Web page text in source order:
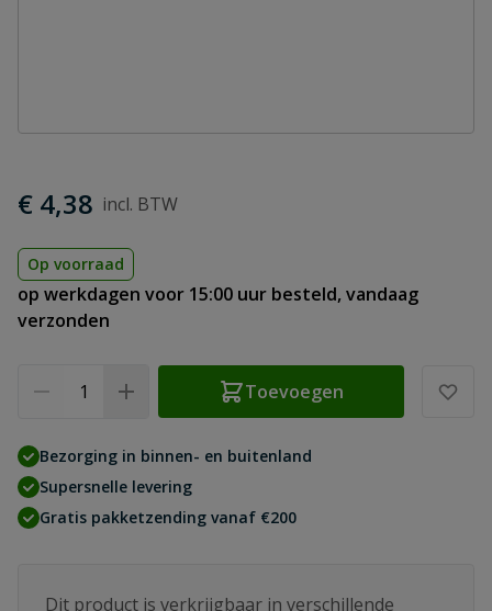
€ 4,38
Op voorraad
op werkdagen voor 15:00 uur besteld, vandaag
verzonden
Toevoegen
Bezorging in binnen- en buitenland
Supersnelle levering
Gratis pakketzending vanaf €200
Dit product is verkrijgbaar in verschillende